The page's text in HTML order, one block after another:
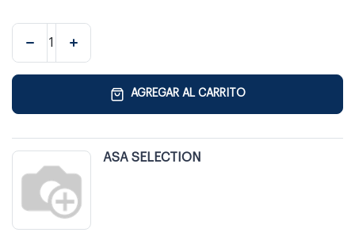
AGREGAR AL CARRITO
ASA SELECTION